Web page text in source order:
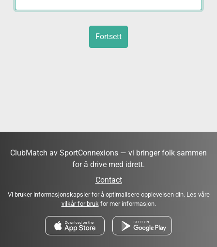
Fortsett
ClubMatch av SportConnexions — vi bringer folk sammen
for å drive med idrett.
Contact
Vi bruker informasjonskapsler for å optimalisere opplevelsen din. Les våre
vilkår for brukfor mer informasjon.